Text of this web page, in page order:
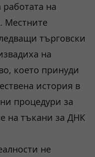
на
Местните
търговски
на
което принуди
история в
процедури за
на тъкани за ДНК
не